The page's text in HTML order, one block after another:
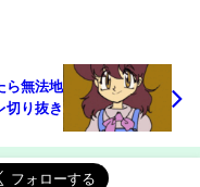
ら無法地
り抜き